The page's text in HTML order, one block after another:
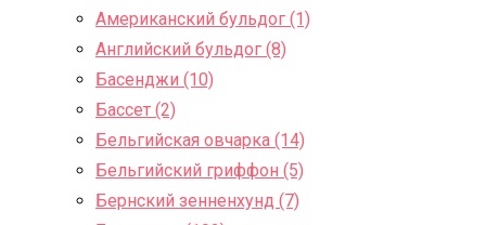
Американский бульдог (1)
Английский бульдог (8)
Басенджи (10)
Бассет (2)
Бельгийская овчарка (14)
Бельгийский гриффон (5)
Бернский зенненхунд (7)